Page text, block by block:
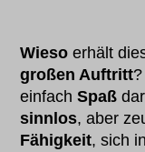
Wieso erhält
großen Auftritt
einfachSpaß
sinnlos, aber
Fähigkeit, sich